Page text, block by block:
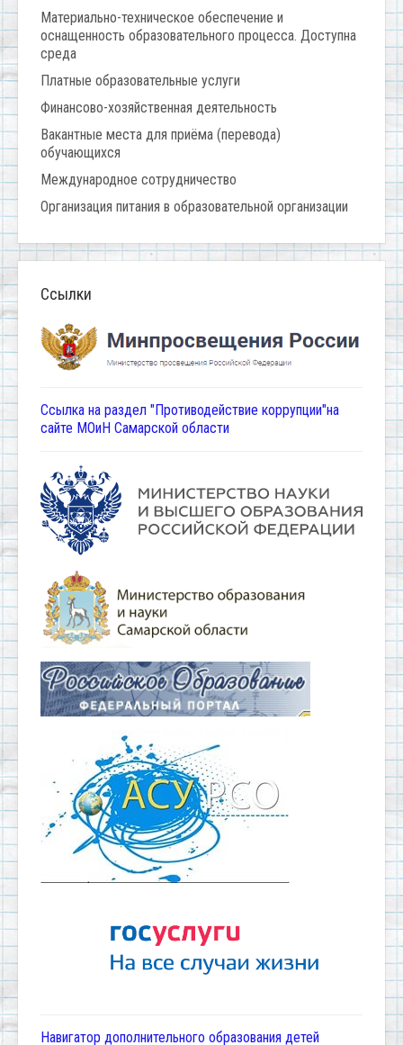
Материально-техническое обеспечение и
оснащенность образовательного процесса. Доступна
среда
Платные образовательные услуги
Финансово-хозяйственная деятельность
Вакантные места для приёма (перевода)
обучающихся
Международное сотрудничество
Организация питания в образовательной организации
Ссылки
Ссылка на раздел "Противодействие коррупции"на
сайте МОиН Самарской области
Навигатор дополнительного образования детей